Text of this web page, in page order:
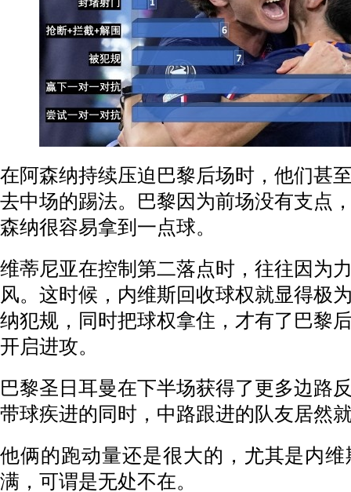
在阿森纳持续压迫巴黎后场时，他们甚
去中场的踢法。巴黎因为前场没有支点
森纳很容易拿到一点球。
维蒂尼亚在控制第二落点时，往往因为
风。这时候，内维斯回收球权就显得极
纳犯规，同时把球权拿住，才有了巴黎
开启进攻。
巴黎圣日耳曼在下半场获得了更多边路
带球疾进的同时，中路跟进的队友居然
他俩的跑动量还是很大的，尤其是内
满，可谓是无处不在。